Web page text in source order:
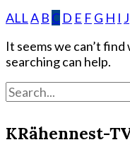
ALLA B C D E F G H I J
It seems we can’t
searching can help.
KRähennest-